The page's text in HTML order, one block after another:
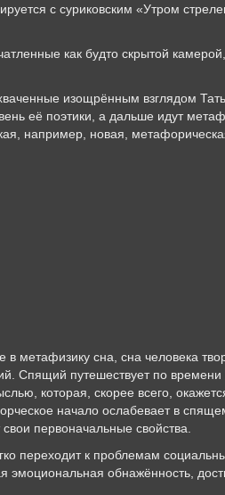
с суриковским «Утром
как будто скрытой
изощрённым взглядом
её поэтики, а дальше идут
например, новая,
метафизику сна, сна человека
Спящий путешествует по времени
которая, скорее всего,
начало ослабевает в
первоначальные свойства.
переходит к проблемам
эмоциональная обнажённость,